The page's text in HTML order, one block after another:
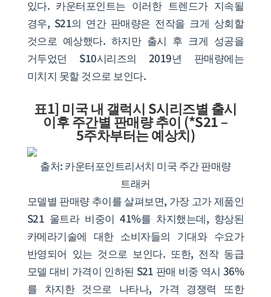
있다. 카운터포인트는 이러한 트렌드가 지속될
경우, S21의 연간 판매량은 전작을 크게 상회할
것으로 예상했다. 하지만 출시 후 크게 성공을
거두었던 S10시리즈의 2019년 판매량에는
미치지 못할 것으로 보인다.
표1] 미국 내 갤럭시 S시리즈별 출시
이후 주간별 판매량 추이 (*S21 –
5주차부터는 예상치)
출처: 카운터포인트리서치 미국 주간 판매량
트래커
모델별 판매량 추이를 살펴보면, 가장 고가 제품인
S21 울트라 비중이 41%를 차지했는데, 향상된
카메라기술에 대한 소비자들의 기대와 수요가
반영되어 있는 것으로 보인다. 또한, 전작 동급
모델 대비 가격이 인하된 S21 판매 비중 역시 36%
를 차지한 것으로 나타나, 가격 경쟁력 또한